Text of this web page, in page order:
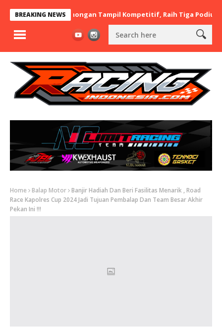
BREAKING NEWS
Asal Lamongan Tampil Kompetitif, Raih Tiga Podium di IMB
Home Balap Motor Banjir Hadiah Dan Beri Fasilitas Menarik , Road
Race Kapolres Cup 2024 Jadi Tujuan Pembalap Dan Team Besar Akhir
Pekan Ini !!!